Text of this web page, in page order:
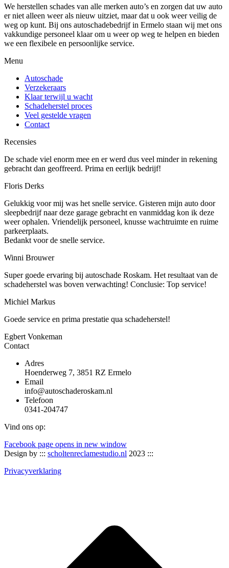
We herstellen schades van alle merken auto’s en zorgen dat uw auto
er niet alleen weer als nieuw uitziet, maar dat u ook weer veilig de
weg op kunt. Bij ons autoschadebedrijf in Ermelo staan wij met ons
vakkundige personeel klaar om u weer op weg te helpen en bieden
we een flexibele en persoonlijke service.
Menu
Autoschade
Verzekeraars
Klaar terwijl u wacht
Schadeherstel proces
Veel gestelde vragen
Contact
Recensies
De schade viel enorm mee en er werd dus veel minder in rekening
gebracht dan geoffreerd. Prima en eerlijk bedrijf!
Floris Derks
Gelukkig voor mij was het snelle service. Gisteren mijn auto door
sleepbedrijf naar deze garage gebracht en vanmiddag kon ik deze
weer ophalen. Vriendelijk personeel, knusse wachtruimte en ruime
parkeerplaats.
Bedankt voor de snelle service.
Winni Brouwer
Super goede ervaring bij autoschade Roskam. Het resultaat van de
schadeherstel was boven verwachting! Conclusie: Top service!
Michiel Markus
Goede service en prima prestatie qua schadeherstel!
Egbert Vonkeman
Contact
Adres
Hoenderweg 7, 3851 RZ Ermelo
Email
info@autoschaderoskam.nl
Telefoon
0341-204747
Vind ons op:
Facebook page opens in new window
Design by ::: scholtenreclamestudio.nl 2023 :::
Privacyverklaring